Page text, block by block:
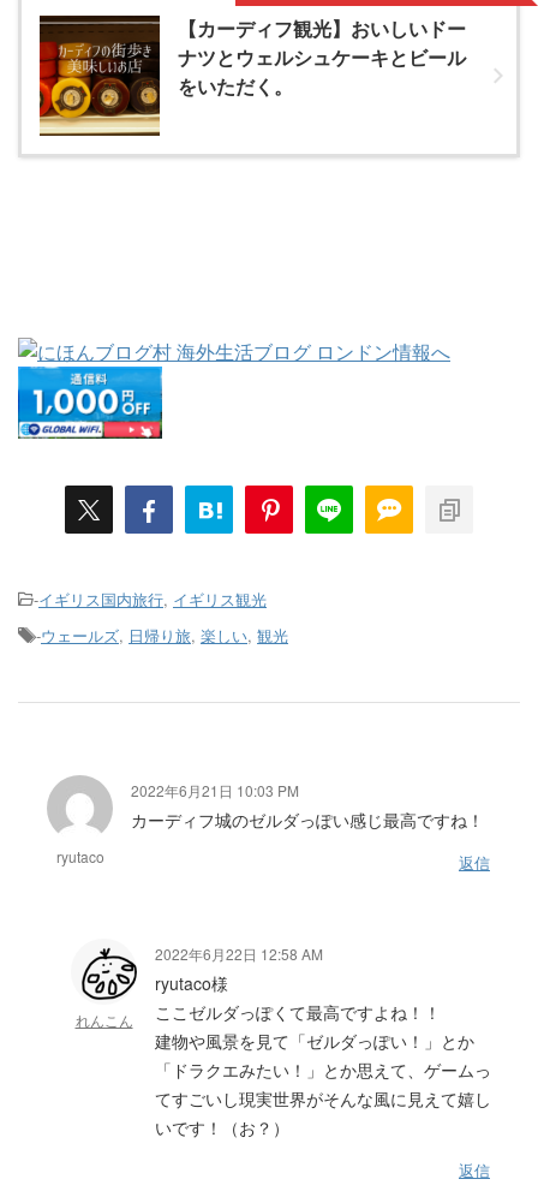
【カーディフ観光】おいしいドー
ナツとウェルシュケーキとビール
をいただく。
-イギリス国内旅行, イギリス観光
-ウェールズ, 日帰り旅, 楽しい, 観光
ryutaco
2022年6月21日 10:03 PM
カーディフ城のゼルダっぽい感じ最高ですね！
返信
れんこん
2022年6月22日 12:58 AM
ryutaco様
ここゼルダっぽくて最高ですよね！！
建物や風景を見て「ゼルダっぽい！」とか
「ドラクエみたい！」とか思えて、ゲームっ
てすごいし現実世界がそんな風に見えて嬉し
いです！（お？）
返信